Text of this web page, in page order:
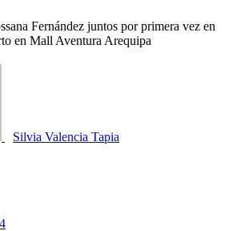
Fernández juntos por primera vez en
en Mall Aventura Arequipa
Silvia Valencia Tapia